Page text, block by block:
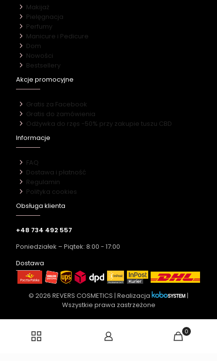
Makijaż
Pielęgnacja
Perfumy
Manicure i Pedicure
Dom
Nowości
Bestsellery
Akcje promocyjne
Gratis za Facebook
Gratis do zamówienia
Odżywka do rzęs -50% przy zakupie tuszu CBD
Informacje
FAQ
Dostawa i płatność
Regulamin
Polityka cookies
Obsługa klienta
+48 734 492 557
Poniedziałek – Piątek: 8:00 - 17:00
Dostawa
© 2026 REVERS COSMETICS | Realizacja
|
Wszystkie prawa zastrzeżone
0